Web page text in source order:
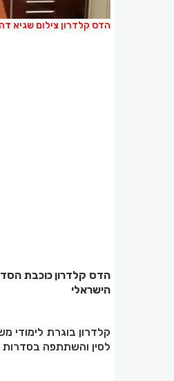
הדס קלדרון צילום שגיא
הדס קלדרון כוכבת
הישראלי
קלדרון בוגרת
לסין והשתתפה בסדרות